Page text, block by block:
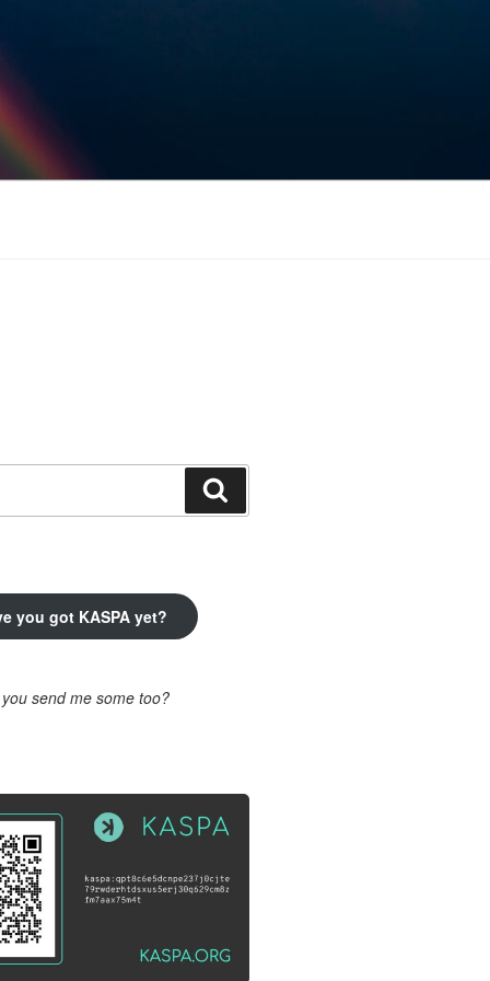
you got KASPA yet?
you send me some too?